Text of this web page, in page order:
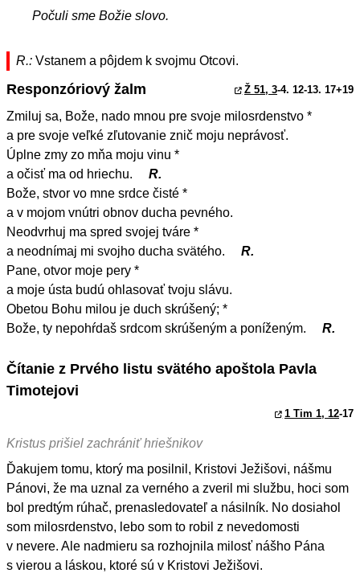
Počuli sme Božie slovo.
R.: Vstanem a pôjdem k svojmu Otcovi.
Responzóriový žalm Ž 51, 3-4. 12-13. 17+19
Zmiluj sa, Bože, nado mnou pre svoje milosrdenstvo *
a pre svoje veľké zľutovanie znič moju neprávosť.
Úplne zmy zo mňa moju vinu *
a očisť ma od hriechu.
R.
Bože, stvor vo mne srdce čisté *
a v mojom vnútri obnov ducha pevného.
Neodvrhuj ma spred svojej tváre *
a neodnímaj mi svojho ducha svätého.
R.
Pane, otvor moje pery *
a moje ústa budú ohlasovať tvoju slávu.
Obetou Bohu milou je duch skrúšený; *
Bože, ty nepohŕdaš srdcom skrúšeným a poníženým.
R.
Čítanie z Prvého listu svätého apoštola Pavla
Timotejovi
1 Tim 1, 12-17
Kristus prišiel zachrániť hriešnikov
Ďakujem tomu, ktorý ma posilnil, Kristovi Ježišovi, nášmu
Pánovi, že ma uznal za verného a zveril mi službu, hoci som
bol predtým rúhač, prenasledovateľ a násilník. No dosiahol
som milosrdenstvo, lebo som to robil z nevedomosti
v nevere. Ale nadmieru sa rozhojnila milosť nášho Pána
s vierou a láskou, ktoré sú v Kristovi Ježišovi.